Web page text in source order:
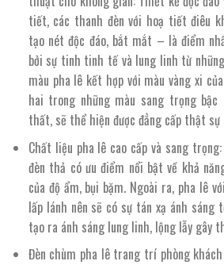
tiết, các thanh đèn với hoạ tiết điêu
tạo nét độc đáo, bắt mắt – là điểm
bởi sự tinh tinh tế và lung linh từ
màu pha lê kết hợp với màu vàng xi
hai trong những màu sang trọng
thất, sẽ thể hiện được đẳng cấp thật sự
Chất liệu pha lê cao cấp và sang
đèn thả có ưu điểm nổi bật về khả
của độ ẩm, bụi bặm. Ngoài ra, pha lê
lấp lánh nên sẽ có sự tán xạ ánh sáng
tạo ra ánh sáng lung linh, lộng lẫy gây
Đèn chùm pha lê trang trí phòng khách